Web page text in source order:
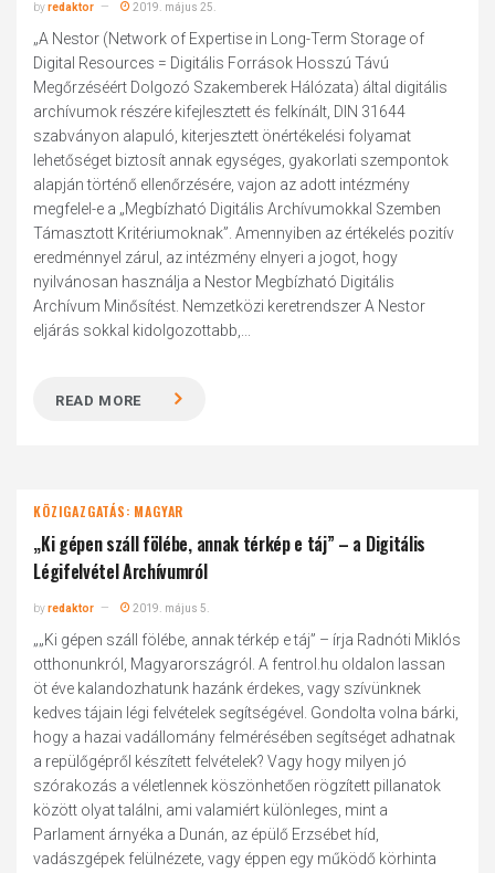
byredaktor 2019. május 25.
„A Nestor (Network of Expertise in Long-Term Storage of
Digital Resources = Digitális Források Hosszú Távú
Megőrzéséért Dolgozó Szakemberek Hálózata) által digitális
archívumok részére kifejlesztett és felkínált, DIN 31644
szabványon alapuló, kiterjesztett önértékelési folyamat
lehetőséget biztosít annak egységes, gyakorlati szempontok
alapján történő ellenőrzésére, vajon az adott intézmény
megfelel-e a „Megbízható Digitális Archívumokkal Szemben
Támasztott Kritériumoknak”. Amennyiben az értékelés pozitív
eredménnyel zárul, az intézmény elnyeri a jogot, hogy
nyilvánosan használja a Nestor Megbízható Digitális
Archívum Minősítést. Nemzetközi keretrendszer A Nestor
eljárás sokkal kidolgozottabb,...
READ MORE
KÖZIGAZGATÁS: MAGYAR
„Ki gépen száll fölébe, annak térkép e táj” – a Digitális
Légifelvétel Archívumról
byredaktor 2019. május 5.
„„Ki gépen száll fölébe, annak térkép e táj” – írja Radnóti Miklós
otthonunkról, Magyarországról. A fentrol.hu oldalon lassan
öt éve kalandozhatunk hazánk érdekes, vagy szívünknek
kedves tájain légi felvételek segítségével. Gondolta volna bárki,
hogy a hazai vadállomány felmérésében segítséget adhatnak
a repülőgépről készített felvételek? Vagy hogy milyen jó
szórakozás a véletlennek köszönhetően rögzített pillanatok
között olyat találni, ami valamiért különleges, mint a
Parlament árnyéka a Dunán, az épülő Erzsébet híd,
vadászgépek felülnézete, vagy éppen egy működő körhinta